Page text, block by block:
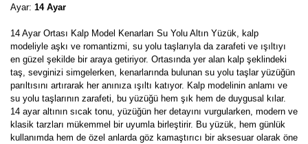
Ayar: 14 Ayar
14 Ayar Ortası Kalp Model Kenarları Su Yolu Altın Yüzük, kalp
modeliyle aşkı ve romantizmi, su yolu taşlarıyla da zarafeti ve ışıltıyı
en güzel şekilde bir araya getiriyor. Ortasında yer alan kalp şeklindeki
taş, sevginizi simgelerken, kenarlarında bulunan su yolu taşlar yüzüğün
parıltısını artırarak her anınıza ışıltı katıyor. Kalp modelinin anlamı ve
su yolu taşlarının zarafeti, bu yüzüğü hem şık hem de duygusal kılar.
14 ayar altının sıcak tonu, yüzüğün her detayını vurgularken, modern ve
klasik tarzları mükemmel bir uyumla birleştirir. Bu yüzük, hem günlük
kullanımda hem de özel anlarda göz kamaştırıcı bir aksesuar olarak öne